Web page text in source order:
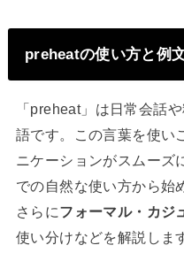
preheatの使い方と例
「preheat」は日常会話
語です。この言葉を使い
ニケーションがスムーズ
での自然な使い方から始
さらにフォーマル・カジ
使い分けなどを解説しま